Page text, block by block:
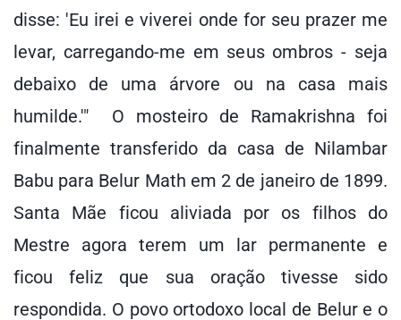
disse: 'Eu irei e viverei onde for seu prazer me
levar, carregando-me em seus ombros - seja
debaixo de uma árvore ou na casa mais
humilde.'" O mosteiro de Ramakrishna foi
finalmente transferido da casa de Nilambar
Babu para Belur Math em 2 de janeiro de 1899.
Santa Mãe ficou aliviada por os filhos do
Mestre agora terem um lar permanente e
ficou feliz que sua oração tivesse sido
respondida. O povo ortodoxo local de Belur e o